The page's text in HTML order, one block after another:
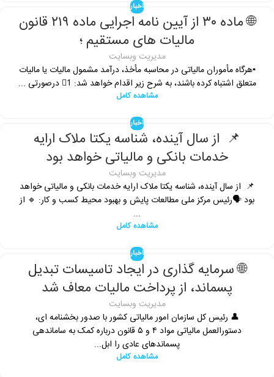
اخبار
🌐 ماده ۳۰ از آیین نامه اجرایی ماده ۲۱۹ قانون
مالیات های مستقیم ؛
مدیریت وبسایت
▪️هرگاه مأموران مالیاتی در محاسبه مأخذ، درآمد مشمول مالیات یا مالیات
متعلق اشتباه کرده باشند، به شرح زیر اقدام خواهد شد: 1⃣ درصورتی ...
مشاهده کامل
اخبار
📌 از سال آینده، شناسه یکتا ملاک ارایه
خدمات بانکی و مالیاتی خواهد بود
مدیریت وبسایت
📌 از سال آینده، شناسه یکتا ملاک ارایه خدمات بانکی و مالیاتی خواهد
بود 🗣رئیس مرکز ملی مطالعات پایش و بهبود محیط کسب و کار: 🔹️ از
...
مشاهده کامل
اخبار
🌐 سرمایه گذاری در ایجاد تاسیسات تبدیل
پسماند، از پرداخت مالیات معاف شد
مدیریت وبسایت
👤 رئیس کل سازمان امور مالیاتی کشور با صدور بخشنامه ای،
دستورالعمل مالیاتی مواد ۴ و ۵ قانون درباره کمک به ساماندهی
پسماندهای عادی را ابل...
مشاهده کامل